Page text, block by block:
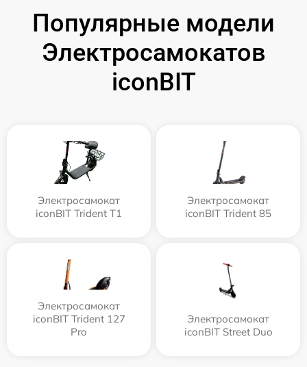
Популярные модели
Электросамокатов
iconBIT
Электросамокат
iconBIT Trident T1
Электросамокат
iconBIT Trident 85
Электросамокат
iconBIT Trident 127
Pro
Электросамокат
iconBIT Street Duo